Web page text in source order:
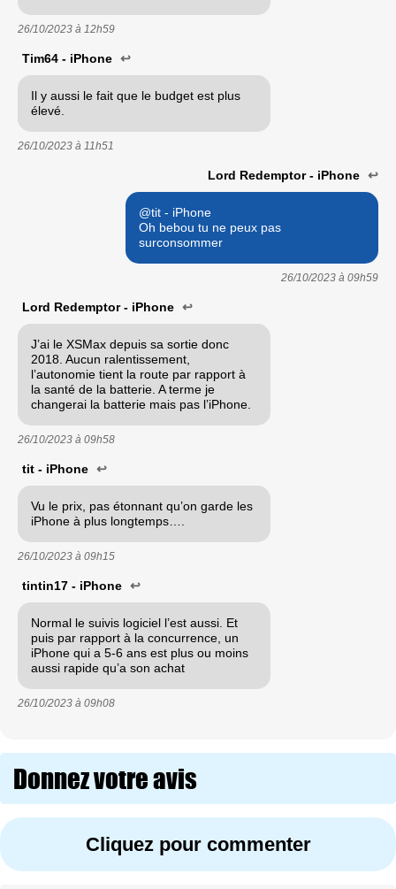
26/10/2023 à 12h59
Tim64 - iPhone ↩
Il y aussi le fait que le budget est plus
élevé.
26/10/2023 à 11h51
Lord Redemptor - iPhone ↩
@tit - iPhone
Oh bebou tu ne peux pas
surconsommer
26/10/2023 à 09h59
Lord Redemptor - iPhone ↩
J’ai le XSMax depuis sa sortie donc
2018. Aucun ralentissement,
l’autonomie tient la route par rapport à
la santé de la batterie. A terme je
changerai la batterie mais pas l’iPhone.
26/10/2023 à 09h58
tit - iPhone ↩
Vu le prix, pas étonnant qu’on garde les
iPhone à plus longtemps….
26/10/2023 à 09h15
tintin17 - iPhone ↩
Normal le suivis logiciel l’est aussi. Et
puis par rapport à la concurrence, un
iPhone qui a 5-6 ans est plus ou moins
aussi rapide qu’a son achat
26/10/2023 à 09h08
Donnez votre avis
Cliquez pour commenter